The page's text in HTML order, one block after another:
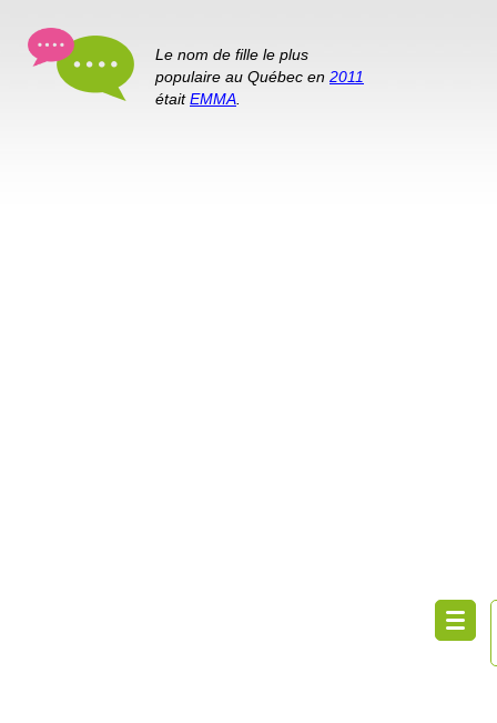
Le nom de fille le plus
populaire au Québec en 2011
étaitEMMA